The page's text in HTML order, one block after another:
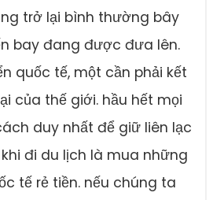
trở lại bình thường bây
bay đang được đưa lên.
quốc tế, một cần phải kết
của thế giới. hầu hết mọi
duy nhất để giữ liên lạc
đi du lịch là mua những
tế rẻ tiền. nếu chúng ta